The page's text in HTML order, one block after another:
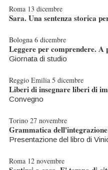
Roma 13 dicembre
Sara. Una sentenza storica
Bologna 6 dicembre
Leggere per comprendere.
Giornata di studio
Reggio Emilia 5 dicembre
Liberi di insegnare liberi di
Convegno
Torino 27 novembre
Grammatica
Presentazione del libro di
Roma 12 novembre